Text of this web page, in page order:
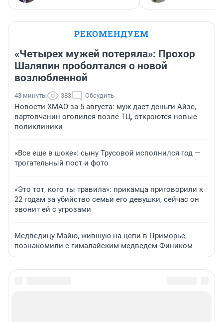
РЕКОМЕНДУЕМ
«Четырех мужей потеряла»: Прохор
Шаляпин проболтался о новой
возлюбленной
43 минуты 383 Обсудить
Новости ХМАО за 5 августа: муж дает деньги Айзе,
вартовчанин оголился возле ТЦ, откроются новые
поликлиники
«Все еще в шоке»: сыну Трусовой исполнился год —
трогательный пост и фото
«Это тот, кого ты травила»: прикамца приговорили к
22 годам за убийство семьи его девушки, сейчас он
звонит ей с угрозами
Медведицу Майю, жившую на цепи в Приморье,
познакомили с гималайским медведем Фиником